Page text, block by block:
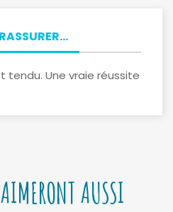
Une vraie réussite
AUSSI